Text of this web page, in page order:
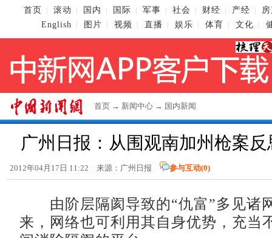
首页 滚动 国内 国际 军事 社会 财经 产经
English
图片 视频 直播 娱乐 体育 文化
首页 → 新闻中心 → 国内新闻
广州日报：从围观南加州枪案反
2012年04月17日 11:22 来源：广州日报 参与互动(0)
由阶层隔阂导致的“仇富”多见诸
来，网络也可利用其自身优势，充当